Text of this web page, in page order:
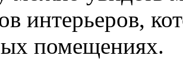
интерьеров,
помещениях.